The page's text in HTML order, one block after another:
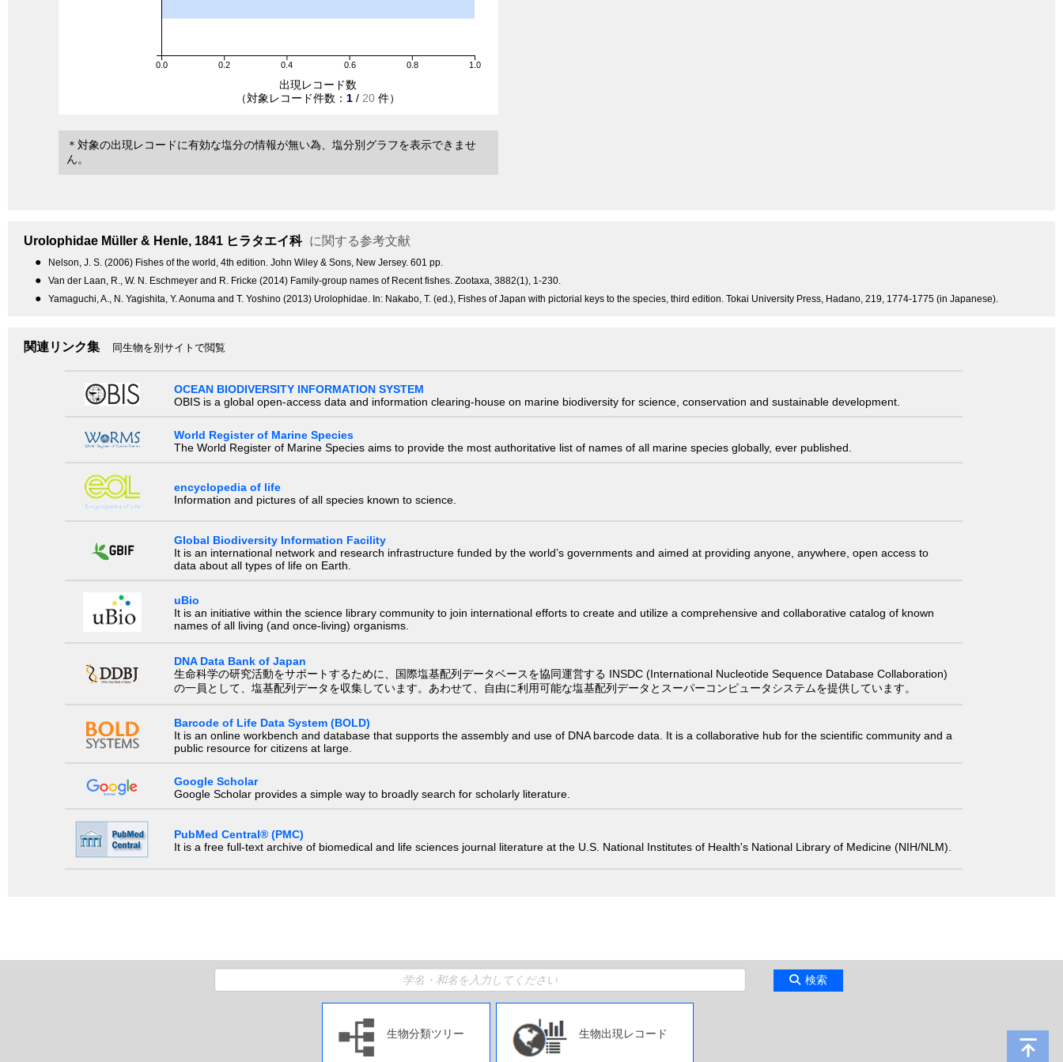
0.0 0.2 0.4 0.6 0.8 1.0
出現レコード数
（対象レコード件数： 1 / 20 件）
＊対象の出現レコードに有効な塩分の情報が無い為、塩分別グラフを表示できませ
ん。
Urolophidae Müller & Henle, 1841 ヒラタエイ科 に関する参考文献
● Nelson, J. S. (2006) Fishes of the world, 4th edition. John Wiley & Sons, New Jersey. 601 pp.
● Van der Laan, R., W. N. Eschmeyer and R. Fricke (2014) Family-group names of Recent fishes. Zootaxa, 3882(1), 1-230.
● Yamaguchi, A., N. Yagishita, Y. Aonuma and T. Yoshino (2013) Urolophidae. In: Nakabo, T. (ed.), Fishes of Japan with pictorial keys to the species, third edition. Tokai University Press, Hadano, 219, 1774-1775 (in Japanese).
関連リンク集 同生物を別サイトで閲覧
OCEAN BIODIVERSITY INFORMATION SYSTEM
OBIS is a global open-access data and information clearing-house on marine biodiversity for science, conservation and sustainable development.
World Register of Marine Species
The World Register of Marine Species aims to provide the most authoritative list of names of all marine species globally, ever published.
encyclopedia of life
Information and pictures of all species known to science.
Global Biodiversity Information Facility
It is an international network and research infrastructure funded by the world’s governments and aimed at providing anyone, anywhere, open access to
data about all types of life on Earth.
uBio
It is an initiative within the science library community to join international efforts to create and utilize a comprehensive and collaborative catalog of known
names of all living (and once-living) organisms.
DNA Data Bank of Japan
生命科学の研究活動をサポートするために、国際塩基配列データベースを協同運営する INSDC (International Nucleotide Sequence Database Collaboration)
の一員として、塩基配列データを収集しています。あわせて、自由に利用可能な塩基配列データとスーパーコンピュータシステムを提供しています。
Barcode of Life Data System (BOLD)
It is an online workbench and database that supports the assembly and use of DNA barcode data. It is a collaborative hub for the scientific community and a
public resource for citizens at large.
Google Scholar
Google Scholar provides a simple way to broadly search for scholarly literature.
PubMed Central® (PMC)
It is a free full-text archive of biomedical and life sciences journal literature at the U.S. National Institutes of Health's National Library of Medicine (NIH/NLM).
検索
生物分類ツリー 生物出現レコード